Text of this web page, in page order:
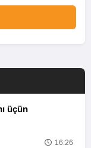
üçün
16:26